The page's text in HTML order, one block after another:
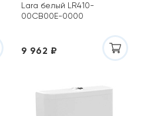
Lara белый LR410-
00CB00E-0000
9 962 ₽